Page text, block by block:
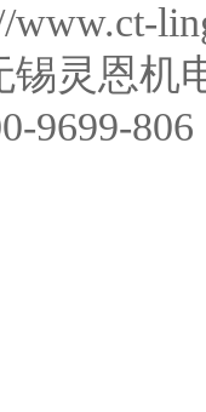
锡灵恩机
9699-806